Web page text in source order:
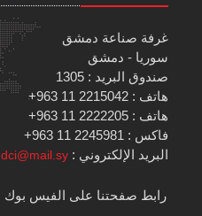
غرفة صناعة دمشق
سوريا - دمشق
صندوق البريد : 1305
هاتف : 2215042 11 963+
هاتف : 2222205 11 963+
فاكس : 2245981 11 963+
البريد الإلكتروني :dci@mail.sy
رابط صفحتنا على الفيس بوك